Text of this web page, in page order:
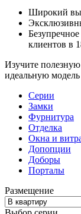
Широкий
клиентов в
Изучите
идеальную модель
Серии
Замки
Фурнитура
Отделка
Окна и
Допопции
Доборы
Порталы
Размещение